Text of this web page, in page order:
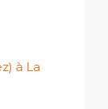
à La